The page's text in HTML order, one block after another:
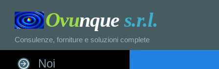
Ovunque s.r.l.
Consulenze, forniture e soluzioni complete